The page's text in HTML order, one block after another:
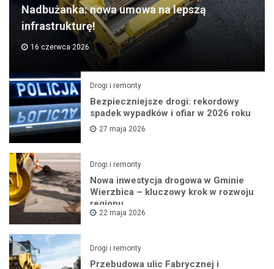
Nadbużanka: nowa umowa na lepszą
infrastrukturę!
16 czerwca 2026
Drogi i remonty
Bezpieczniejsze drogi: rekordowy
spadek wypadków i ofiar w 2026 roku
27 maja 2026
Drogi i remonty
Nowa inwestycja drogowa w Gminie
Wierzbica – kluczowy krok w rozwoju
regionu
22 maja 2026
Drogi i remonty
Przebudowa ulic Fabrycznej i